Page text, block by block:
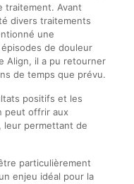
traitement. Avant
divers traitements
une
de douleur
Align, il a pu retourner
de temps que prévu.
positifs et les
peut offrir aux
leur permettant de
particulièrement
enjeu idéal pour la